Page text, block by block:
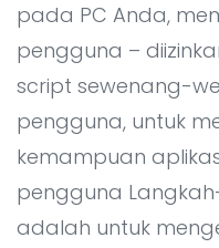
pada PC Anda,
pengguna –
script sewenang-
pengguna, untuk
kemampuan
pengguna
adalah untuk